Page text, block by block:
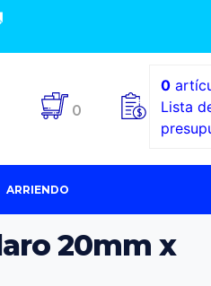
0
0
Lista
ARRIENDO
20mm x